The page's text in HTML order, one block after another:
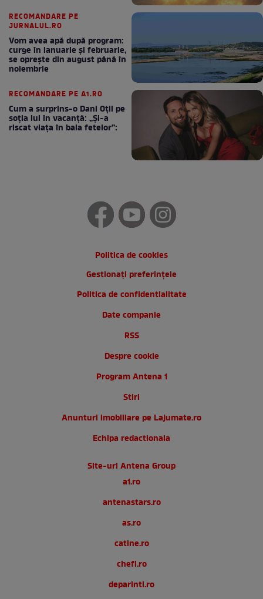
RECOMANDARE PE
JURNALUL.RO
Vom avea apă după program:
curge în ianuarie și februarie,
se oprește din august până în
noiembrie
RECOMANDARE PE A1.RO
Cum a surprins-o Dani Oțil pe
soția lui în vacanță: „Și-a
riscat viața în baia fetelor”:
Politica de cookies
Gestionați preferințele
Politica de confidentialitate
Date companie
RSS
Despre cookie
Program Antena 1
Stiri
Anunturi imobiliare pe Lajumate.ro
Echipa redactionala
Site-uri Antena Group
a1.ro
antenastars.ro
as.ro
catine.ro
chefi.ro
deparinti.ro